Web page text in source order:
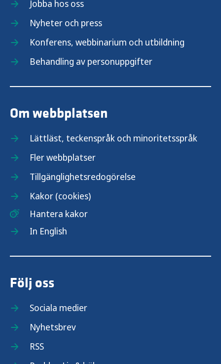
Jobba hos oss
Nyheter och press
Konferens, webbinarium och utbildning
Behandling av personuppgifter
Om webbplatsen
Lättläst, teckenspråk och minoritetsspråk
Fler webbplatser
Tillgänglighetsredogörelse
Kakor (cookies)
Hantera kakor
In English
Följ oss
Sociala medier
Nyhetsbrev
RSS